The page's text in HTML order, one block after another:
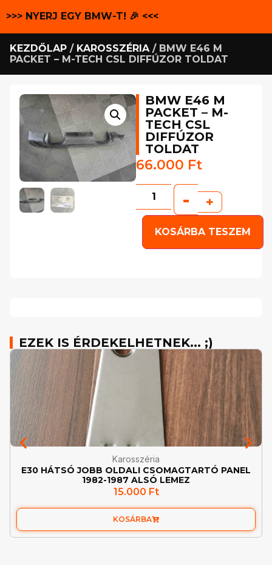
>>> NYERJ EGY BMW-T! 🎉 <<<
KEZDŐLAP / KAROSSZÉRIA/ BMW E46 M
PACKET – M-TECH CSL DIFFÚZOR TOLDAT
BMW E46 M
PACKET – M-
TECH CSL
DIFFÚZOR
TOLDAT
66.000 Ft
- +
KOSÁRBA TESZEM
EZEK IS ÉRDEKELHETNEK... ;)
Karosszéria
E30 HÁTSÓ JOBB OLDALI CSOMAGTARTÓ PANEL
1982-1987 ALSÓ LEMEZ
15.000 Ft
KOSÁRBA